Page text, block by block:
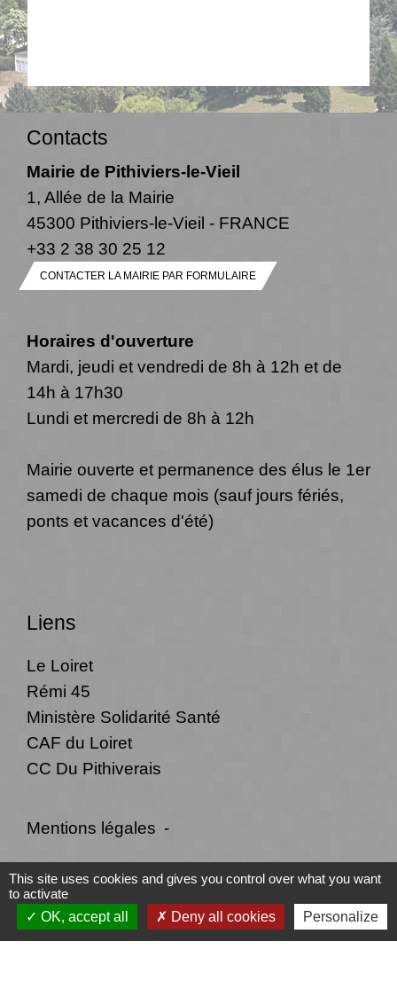
Contacts
Mairie de Pithiviers-le-Vieil
1, Allée de la Mairie
45300 Pithiviers-le-Vieil - FRANCE
+33 2 38 30 25 12
CONTACTER LA MAIRIE PAR FORMULAIRE
Horaires d'ouverture
Mardi, jeudi et vendredi de 8h à 12h et de
14h à 17h30
Lundi et mercredi de 8h à 12h
Mairie ouverte et permanence des élus le 1er
samedi de chaque mois (sauf jours fériés,
ponts et vacances d'été)
Liens
Le Loiret
Rémi 45
Ministère Solidarité Santé
CAF du Loiret
CC Du Pithiverais
Mentions légales -
Politique de confidentialité - Accessibilité -
Plan du site - Gestion des cookies
This site uses cookies and gives you control over what you want
to activate
OK, accept all
Deny all cookies Personalize